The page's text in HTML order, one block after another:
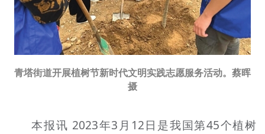
北京宣传文化引导基金
宣传思想文化人才
专题
青塔街道开展植树节新时代文明实践志愿服务活动。蔡晖
摄
本报讯 2023年3月12日是我国第45个植树